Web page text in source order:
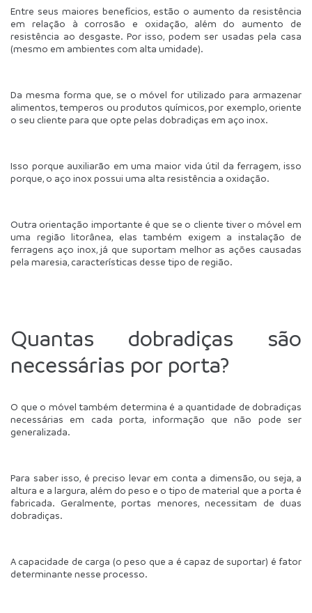
Entre seus maiores benefícios, estão o aumento da resistência
em relação à corrosão e oxidação, além do aumento de
resistência ao desgaste. Por isso, podem ser usadas pela casa
(mesmo em ambientes com alta umidade).
Da mesma forma que, se o móvel for utilizado para armazenar
alimentos, temperos ou produtos químicos, por exemplo, oriente
o seu cliente para que opte pelas dobradiças em aço inox.
Isso porque auxiliarão em uma maior vida útil da ferragem, isso
porque, o aço inox possui uma alta resistência a oxidação.
Outra orientação importante é que se o cliente tiver o móvel em
uma região litorânea, elas também exigem a instalação de
ferragens aço inox, já que suportam melhor as ações causadas
pela maresia, características desse tipo de região.
Quantas dobradiças são
necessárias por porta?
O que o móvel também determina é a quantidade de dobradiças
necessárias em cada porta, informação que não pode ser
generalizada.
Para saber isso, é preciso levar em conta a dimensão, ou seja, a
altura e a largura, além do peso e o tipo de material que a porta é
fabricada. Geralmente, portas menores, necessitam de duas
dobradiças.
A capacidade de carga (o peso que a é capaz de suportar) é fator
determinante nesse processo.